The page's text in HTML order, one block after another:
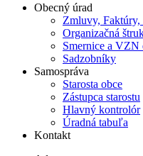
Obecný úrad
Zmluvy,
Organizačná
Smernice a VZN
Sadzobníky
Samospráva
Starosta obce
Zástupca starostu
Hlavný kontrolór
Úradná tabuľa
Kontakt